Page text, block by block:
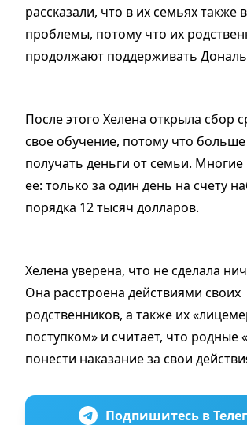
рассказали, что в их семьях также
проблемы, потому что их
продолжают поддерживать
После этого Хелена открыла сбор
свое обучение, потому что
получать деньги от семьи.
ее: только за один день на счету
порядка 12 тысяч долларов.
Хелена уверена, что не сделала
Она расстроена действиями своих
родственников, а также их
поступком» и считает, что родные
понести наказание за свои
Подпишитесь в